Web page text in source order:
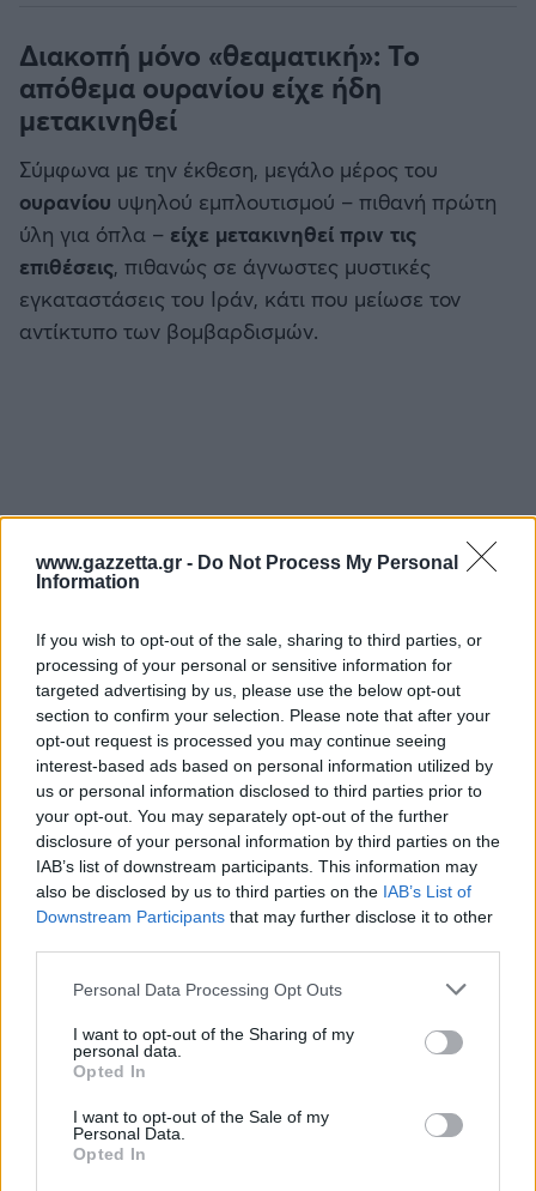
www.gazzetta.gr - Do Not Process My Personal
Information
If you wish to opt-out of the sale, sharing to third parties, or
processing of your personal or sensitive information for
targeted advertising by us, please use the below opt-out
section to confirm your selection. Please note that after your
opt-out request is processed you may continue seeing
interest-based ads based on personal information utilized by
us or personal information disclosed to third parties prior to
your opt-out. You may separately opt-out of the further
disclosure of your personal information by third parties on the
IAB’s list of downstream participants. This information may
also be disclosed by us to third parties on the IAB’s List of
Downstream Participants that may further disclose it to other
Please note that this website/app uses one or more Google
not limited to your visit or usage behaviour. You may click to
grant or deny consent to Google and its third-party tags to
use your data for below specified purposes in below Google
consent section.
Personal Data Processing Opt Outs
I want to opt-out of the Sharing of my
personal data.
Opted In
I want to opt-out of the Sale of my
Personal Data.
Opted In
Διακοπή μόνο «θεαματική»: Το
απόθεμα ουρανίου είχε ήδη
μετακινηθεί
Σύμφωνα με την έκθεση, μεγάλο μέρος του
ουρανίου υψηλού εμπλουτισμού – πιθανή πρώτη
ύλη για όπλα – είχε μετακινηθεί πριν τις
επιθέσεις, πιθανώς σε άγνωστες μυστικές
εγκαταστάσεις του Ιράν, κάτι που μείωσε τον
αντίκτυπο των βομβαρδισμών.
Τα κλιμάκια της Κεντρικής Διοίκησης των ΗΠΑ, σε
προκαταρκτική αξιολόγηση ζημιών, κατέληξαν ότι
η δήλωση του Τραμπ περί «εξαφάνισης» των
εγκαταστάσεων ήταν παρατραβηγμένη – η
πραγματικότητα τροφοδότησε αντιφατικά
συμπεράσματα, αποδεικνύοντας ότι κάποιοι στόχοι
έμειναν λειτουργικοί ή ανακατασκευάσιμοι.